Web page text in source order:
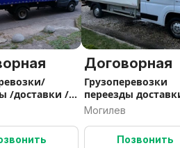
/доставки /
вывоз
Договорная
Грузоперевозки
переезды
грузчики
Могилев
Позвонить